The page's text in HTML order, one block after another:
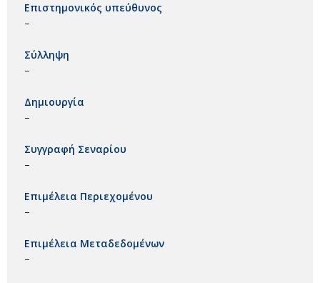
Επιστημονικός υπεύθυνος
–
Σύλληψη
–
Δημιουργία
–
Συγγραφή Σεναρίου
–
Επιμέλεια Περιεχομένου
–
Επιμέλεια Μεταδεδομένων
–